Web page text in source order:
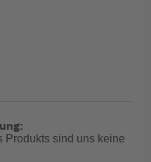
eine effiziente
mit dem
verbindet, dank der
Produkts sind uns keine